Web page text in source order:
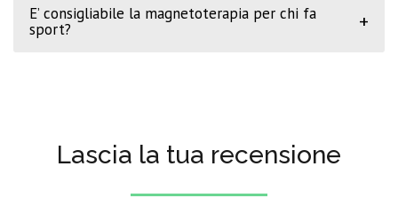
E’ consigliabile la magnetoterapia per chi fa
sport?
+
Lascia la tua recensione